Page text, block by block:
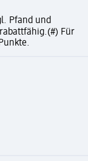
Pfand und
(#) Für